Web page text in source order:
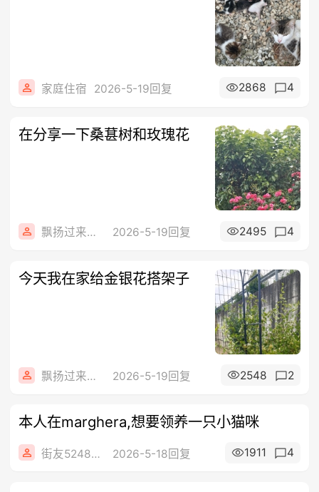
家庭住宿 2026-5-19回复 2868 4
在分享一下桑葚树和玫瑰花
飘扬过来来看你 2026-5-19回复 2495 4
今天我在家给金银花搭架子
飘扬过来来看你 2026-5-19回复 2548 2
本人在marghera,想要领养一只小猫咪
街友52483846 2026-5-18回复 1911 4